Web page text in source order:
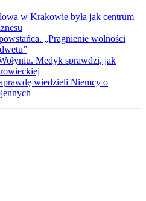
w Krakowie była jak centrum
„Pragnienie wolności
Medyk sprawdzi, jak
wiedzieli Niemcy o